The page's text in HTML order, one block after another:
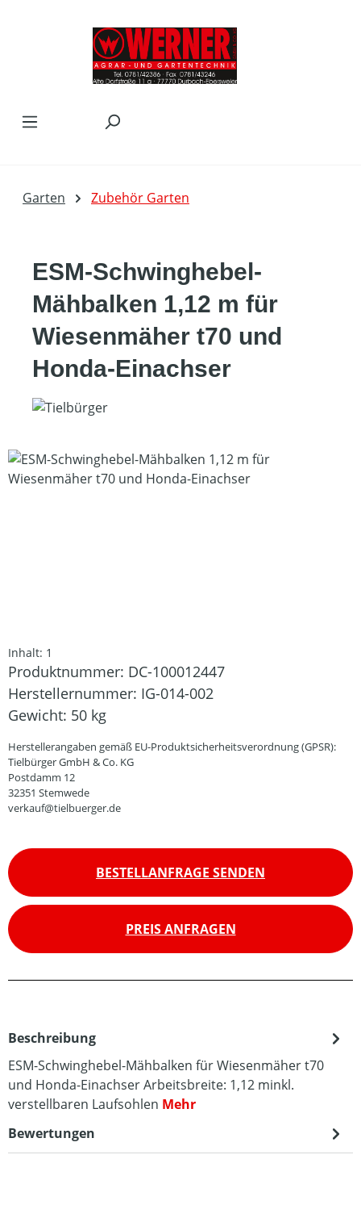
Garten Zubehör Garten
ESM-Schwinghebel-
Mähbalken 1,12 m für
Wiesenmäher t70 und
Honda-Einachser
Bildergalerie überspringen
Inhalt: 1
Produktnummer: DC-100012447
Herstellernummer: IG-014-002
Gewicht: 50 kg
Herstellerangaben gemäß EU-Produktsicherheitsverordnung (GPSR):
Tielbürger GmbH & Co. KG
Postdamm 12
32351 Stemwede
verkauf@tielbuerger.de
BESTELLANFRAGE SENDEN
PREIS ANFRAGEN
Beschreibung
ESM-Schwinghebel-Mähbalken für Wiesenmäher t70
und Honda-Einachser Arbeitsbreite: 1,12 minkl.
verstellbaren Laufsohlen Mehr
Bewertungen